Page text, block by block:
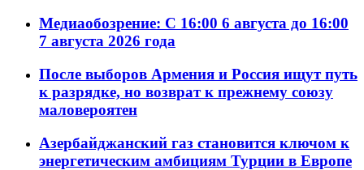
Медиаобозрение: С 16:00 6 августа до 16:00
7 августа 2026 года
После выборов Армения и Россия ищут путь
к разрядке, но возврат к прежнему союзу
маловероятен
Азербайджанский газ становится ключом к
энергетическим амбициям Турции в Европе